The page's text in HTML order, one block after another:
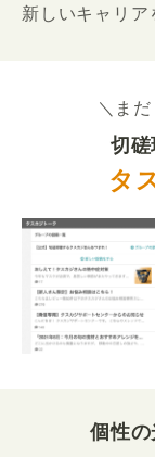
新しいキャリア
＼ま
切
タ
個性の